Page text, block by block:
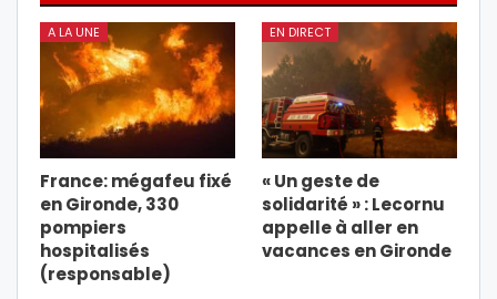
A LA UNE
France: mégafeu fixé
en Gironde, 330
pompiers
hospitalisés
(responsable)
EN DIRECT
« Un geste de
solidarité » : Lecornu
appelle à aller en
vacances en Gironde